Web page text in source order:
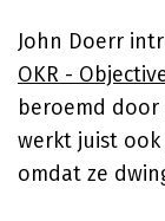
John Doerr
OKR -
beroemd door
werkt juist
omdat ze